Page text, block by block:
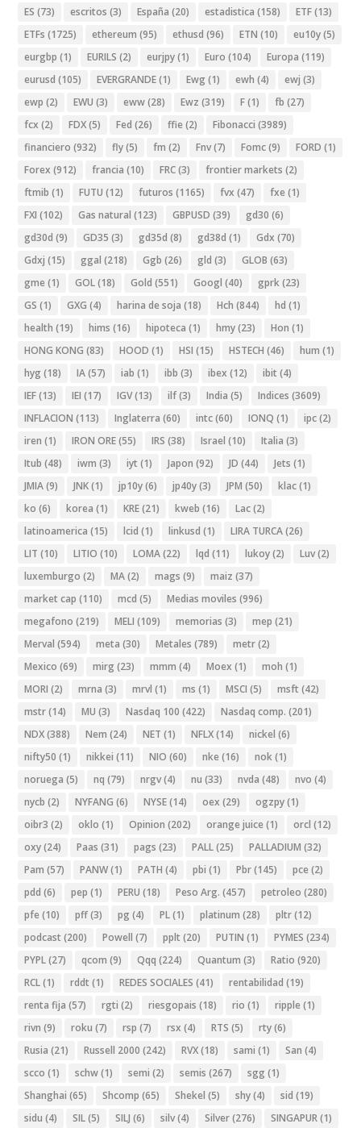
ES (73) escritos (3) España (20) estadistica (158) ETF(13)
ETFs (1725) ethereum (95) ethusd (96) ETN (10) eu10y(5)
eurgbp (1) EURILS (2) eurjpy(1) Euro (104) Europa (119)
eurusd (105) EVERGRANDE(1) Ewg (1) ewh (4) ewj (3)
ewp (2) EWU (3) eww(28) Ewz (319) F(1) fb (27)
fcx (2) FDX(5) Fed (26) ffie (2) Fibonacci (3989)
financiero (932) fly(5) fm (2) Fnv(7) Fomc(9) FORD (1)
Forex (912) francia (10) FRC(3) frontier markets (2)
ftmib (1) FUTU (12) futuros (1165) fvx (47) fxe (1)
FXI (102) Gas natural (123) GBPUSD (39) gd30 (6)
gd30d (9) GD35 (3) gd35d (8) gd38d (1) Gdx (70)
Gdxj (15) ggal (218) Ggb (26) gld (3) GLOB (63)
gme (1) GOL(18) Gold (551) Googl (40) gprk(23)
GS (1) GXG (4) harina de soja (18) Hch (844) hd (1)
health (19) hims (16) hipoteca (1) hmy(23) Hon (1)
HONG KONG (83) HOOD (1) HSI (15) HSTECH (46) hum (1)
hyg (18) IA(57) iab (1) ibb (3) ibex (12) ibit (4)
IEF(13) IEI (17) IGV(13) ilf(3) India (5) Indices (3609)
INFLACION (113) Inglaterra (60) intc(60) IONQ (1) ipc(2)
iren (1) IRON ORE(55) IRS (38) Israel (10) Italia (3)
Itub (48) iwm (3) iyt (1) Japon (92) JD (44) Jets (1)
JMIA(9) JNK(1) jp10y(6) jp40y(3) JPM (50) klac(1)
ko (6) korea (1) KRE(21) kweb (16) Lac(2)
latinoamerica (15) lcid (1) linkusd (1) LIRA TURCA(26)
LIT (10) LITIO (10) LOMA(22) lqd (11) lukoy(2) Luv(2)
luxemburgo (2) MA(2) mags (9) maiz (37)
market cap (110) mcd (5) Medias moviles (996)
megafono (219) MELI (109) memorias (3) mep (21)
Merval (594) meta (30) Metales (789) metr(2)
Mexico (69) mirg (23) mmm (4) Moex (1) moh (1)
MORI (2) mrna (3) mrvl (1) ms (1) MSCI (5) msft (42)
mstr(14) MU (3) Nasdaq 100 (422) Nasdaq comp. (201)
NDX(388) Nem (24) NET (1) NFLX(14) nickel (6)
nifty50 (1) nikkei (11) NIO (60) nke (16) nok(1)
noruega (5) nq (79) nrgv(4) nu (33) nvda (48) nvo (4)
nycb (2) NYFANG (6) NYSE(14) oex (29) ogzpy(1)
oibr3 (2) oklo (1) Opinion (202) orange juice (1) orcl (12)
oxy(24) Paas (31) pags (23) PALL(25) PALLADIUM (32)
Pam (57) PANW(1) PATH (4) pbi (1) Pbr(145) pce (2)
pdd (6) pep (1) PERU (18) Peso Arg. (457) petroleo (280)
pfe (10) pff(3) pg (4) PL(1) platinum (28) pltr(12)
podcast (200) Powell (7) pplt (20) PUTIN (1) PYMES (234)
PYPL(27) qcom (9) Qqq (224) Quantum (3) Ratio (920)
RCL(1) rddt (1) REDES SOCIALES (41) rentabilidad (19)
renta fija (57) rgti (2) riesgopais (18) rio (1) ripple (1)
rivn (9) roku (7) rsp (7) rsx (4) RTS (5) rty(6)
Rusia (21) Russell 2000 (242) RVX(18) sami (1) San (4)
scco (1) schw(1) semi (2) semis (267) sgg (1)
Shanghai (65) Shcomp (65) Shekel (5) shy(4) sid (19)
sidu (4) SIL(5) SILJ (6) silv(4) Silver(276) SINGAPUR(1)